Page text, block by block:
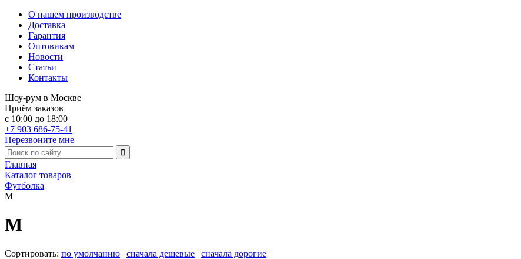
О нашем производстве
Доставка
Гарантия
Оптовикам
Новости
Статьи
Контакты
Шоу-рум в Москве
Приём заказов
с 10:00 до 18:00
+7 903 686-75-41
Перезвоните мне
Главная
Каталог товаров
Футболка
M
M
Сортировать: по умолчанию | сначала дешевые | сначала дорогие